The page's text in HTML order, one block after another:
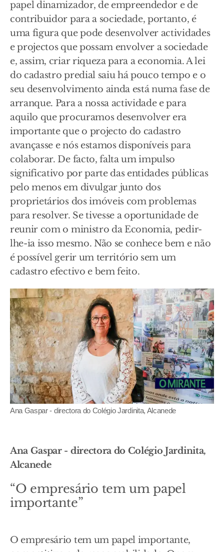
papel dinamizador, de empreendedor e de
contribuidor para a sociedade, portanto, é
uma figura que pode desenvolver actividades
e projectos que possam envolver a sociedade
e, assim, criar riqueza para a economia. A lei
do cadastro predial saiu há pouco tempo e o
seu desenvolvimento ainda está numa fase de
arranque. Para a nossa actividade e para
aquilo que procuramos desenvolver era
importante que o projecto do cadastro
avançasse e nós estamos disponíveis para
colaborar. De facto, falta um impulso
significativo por parte das entidades públicas
pelo menos em divulgar junto dos
proprietários dos imóveis com problemas
para resolver. Se tivesse a oportunidade de
reunir com o ministro da Economia, pedir-
lhe-ia isso mesmo. Não se conhece bem e não
é possível gerir um território sem um
cadastro efectivo e bem feito.
Ana Gaspar - directora do Colégio Jardinita, Alcanede
Ana Gaspar - directora do Colégio Jardinita,
Alcanede
“O empresário tem um papel
importante”
O empresário tem um papel importante,